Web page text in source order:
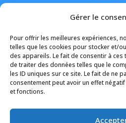
Gérer le
Pour offrir les meilleures expériences,
telles que les cookies pour stocker et/
des appareils. Le fait de consentir à
de traiter des données telles que le
les ID uniques sur ce site. Le fait de ne
consentement peut avoir un effet
et fonctions.
Hernie
Suivez-